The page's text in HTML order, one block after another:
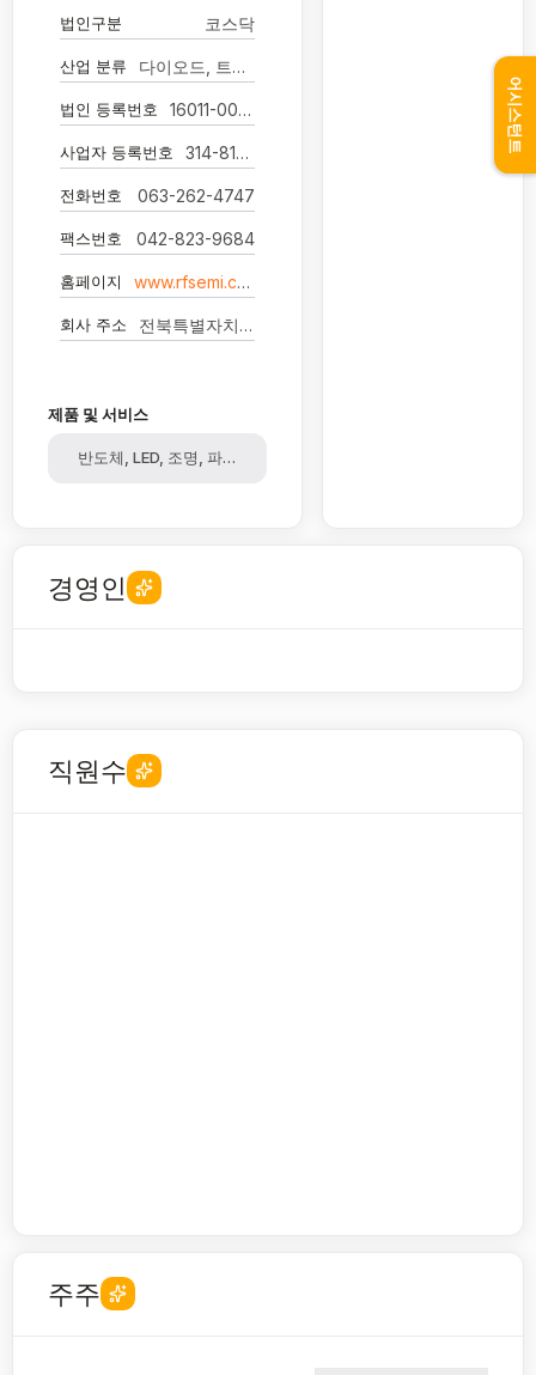
법인구분 코스닥
산업 분류 다이오드, 트랜지스터 및 유사 반도체 소자 제조업
법인 등록번호 16011-0088660
사업자 등록번호 314-81-28793
전화번호 063-262-4747
팩스번호 042-823-9684
홈페이지 www.rfsemi.co.kr
회사 주소 전북특별자치도 완주군 봉동읍 완주산단6로 12 알에프세미 전주1공장
제품 및 서비스
반도체, LED, 조명, 파운드리, 웨이퍼
경영인
직원수
주주
어시스턴트